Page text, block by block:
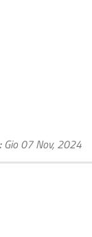
Gio 07 Nov, 2024